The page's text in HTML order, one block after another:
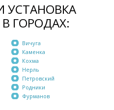
УСТАНОВКА
ГОРОДАХ:
Вичуга
Каменка
Кохма
Нерль
Петровский
Родники
Фурманов